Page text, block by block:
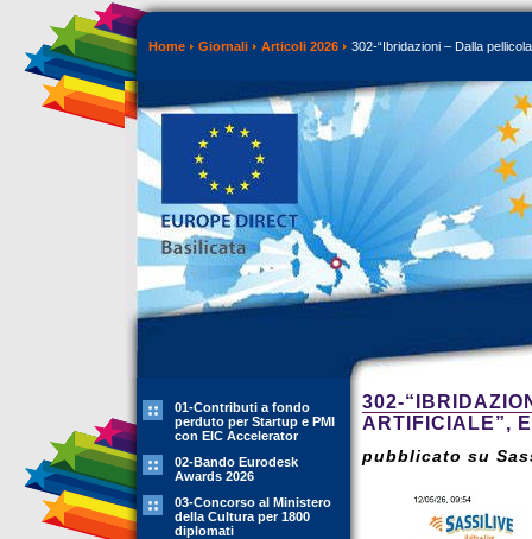
Home Giornali Articoli 2026 302-“Ibridazioni – Dalla
01-Contributi a fondo
perduto per Startup e PMI
con EIC Accelerator
02-Bando Eurodesk
Awards 2026
03-Concorso al Ministero
della Cultura per 1800
diplomati
302-
ARTIFICIALE”,
pubblicato su